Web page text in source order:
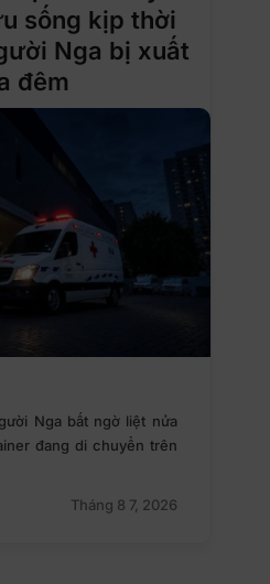
sống kịp thời
Nga bị xuất
đêm
Nga bất ngờ liệt nửa
đang di chuyển trên
Tháng 8 7, 2026